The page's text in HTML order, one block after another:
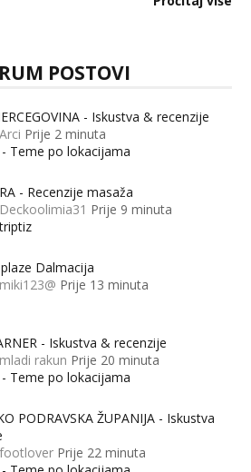
POSTOVI
- Iskustva & recenzije
Prije 2 minuta
Teme po lokacijama
- Recenzije masaža
Prije 9 minuta
Dalmacija
Prije 13 minuta
- Iskustva & recenzije
rakun Prije 20 minuta
Teme po lokacijama
PODRAVSKA ŽUPANIJA - Iskustva
Prije 22 minuta